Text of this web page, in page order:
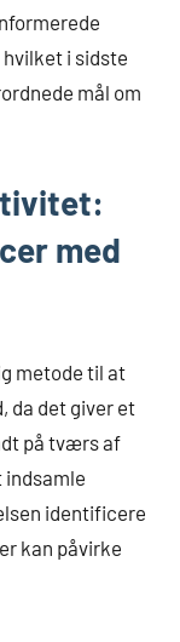
i sidste
mål om
med
metode til at
da det giver et
på tværs af
indsamle
identificere
kan påvirke